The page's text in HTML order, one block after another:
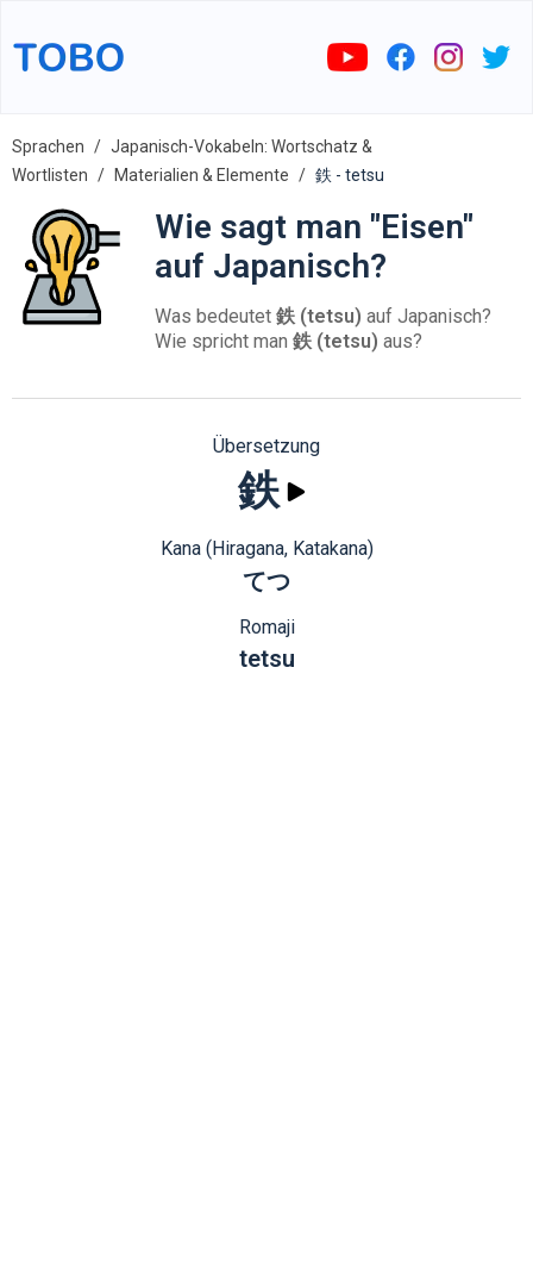
Sprachen
Japanisch-Vokabeln: Wortschatz &
Wortlisten
Materialien & Elemente 鉄 - tetsu
Wie sagt man "Eisen"
auf Japanisch?
Was bedeutet 鉄 (tetsu) auf Japanisch?
Wie spricht man 鉄 (tetsu) aus?
Übersetzung
鉄
Kana (Hiragana, Katakana)
てつ
Romaji
tetsu